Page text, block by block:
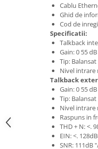
Subwoofere de studio
Tratament acustic
Lumini si efecte
Accesorii pentru lumini
Cabluri de Alimentare
Case-uri de lumini
Comenzi si controllere
Ecrane LED
Efecte de lumini
Cablu
Ghid de
Cod de
Specificatii:
Talkback
Gain: 0 55 dB
Tip:
Nivel intrare
Talkback
Gain: 0 55 dB
Tip:
Nivel intrare
Raspuns in
THD + N: <.
EIN: <.
SNR: 111dB